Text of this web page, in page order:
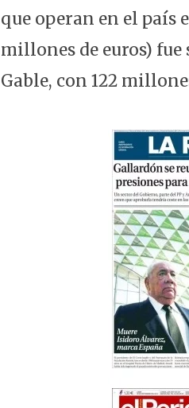
que operan en el país
millones de euros)
Gable, con 122